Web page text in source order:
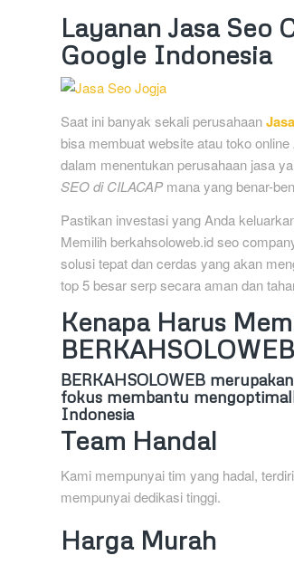
Layanan Jasa Seo
Google Indonesia
Saat ini banyak sekali perusahaan
bisa membuat website atau toko
dalam menentukan perusahaan jasa
SEO di CILACAP mana yang benar-
Pastikan investasi yang Anda
Memilih berkahsoloweb.id seo
solusi tepat dan cerdas yang akan
top 5 besar serp secara aman dan
Kenapa Harus
BERKAHSOLOWEB
fokus membantu
Indonesia
Team Handal
Kami mempunyai tim yang hadal,
mempunyai dedikasi tinggi.
Harga Murah